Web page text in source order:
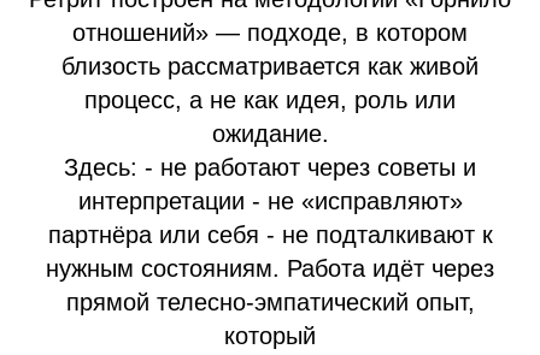
отношений» — подходе, в котором
близость рассматривается как живой
процесс, а не как идея, роль или
ожидание.
Здесь: - не работают через советы и
интерпретации - не «исправляют»
партнёра или себя - не подталкивают к
нужным состояниям. Работа идёт через
прямой телесно-эмпатический опыт,
который